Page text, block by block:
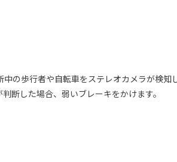
の歩行者や自転車をステレオカメラが検
断した場合、弱いブレーキをかけます。